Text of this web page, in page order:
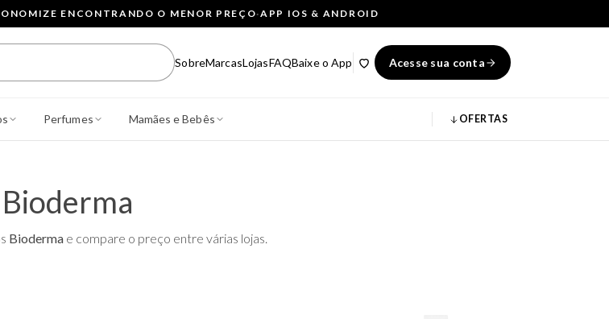
ENCONTRANDO O MENOR PREÇO·APP IOS & ANDROID
SobreMarcasLojasFAQBaixe o App Acesse sua conta
Perfumes Mamães e Bebês OFERTAS
Bioderma
Biodermae compare o preço entre várias lojas.